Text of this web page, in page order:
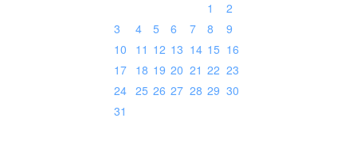
1
2
3
4 5 6 7 8
9
10
11 12 13 14 15 16
17
18 19 20 21 22 23
24 25 26 27 28 29 30
31